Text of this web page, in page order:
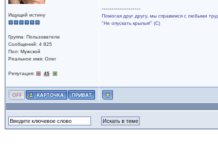
Ищущий истину
Группа: Пользователи
Сообщений: 4 825
Пол: Мужской
Реальное имя: Олег
Репутация: 45
--------------------
Помогая друг другу, мы справимся с любыми
"Не опускать крылья!" (С)